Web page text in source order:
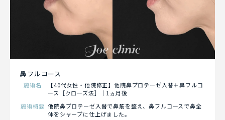
鼻フルコース
施術名
【40代女性・他院修正】他院鼻プロテーゼ入替＋鼻フルコ
ース［クローズ法］｜1ヵ月後
施術概要 他院鼻プロテーゼ入替で鼻筋を整え、鼻フルコースで鼻全
体をシャープに仕上げました。